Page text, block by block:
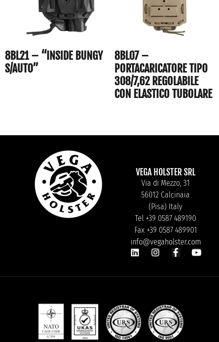
8BL21 – “INSIDE BUNGY
S/AUTO”
8BL07 –
PORTACARICATORE TIPO
308/7,62 REGOLABILE
CON ELASTICO TUBOLARE
VEGA HOLSTER SRL
Via di Mezzo, 31
56012 Calcinaia
(Pisa) Italy
Tel +39 0587 489190
Fax +39 0587 489901
info@vegaholster.com